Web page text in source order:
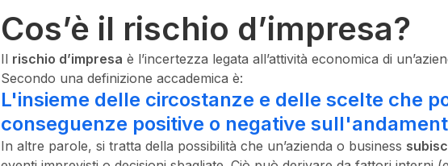
Cos’è il rischio d’impresa?
Il rischio d’impresa è l’incertezza legata all’attività economica di
Secondo una definizione accademica è:
L'insieme delle circostanze e delle scelte che
conseguenze positive o negative
In altre parole, si tratta della possibilità che un’azienda o business